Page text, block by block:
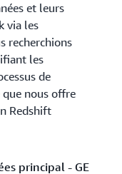
et leurs
via les
recherchions
les
de
que nous offre
Redshift
principal - GE